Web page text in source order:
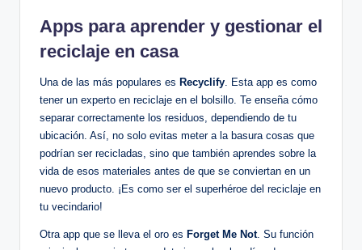
Apps para aprender y gestionar el
reciclaje en casa
Una de las más populares es Recyclify. Esta app es como
tener un experto en reciclaje en el bolsillo. Te enseña cómo
separar correctamente los residuos, dependiendo de tu
ubicación. Así, no solo evitas meter a la basura cosas que
podrían ser recicladas, sino que también aprendes sobre la
vida de esos materiales antes de que se conviertan en un
nuevo producto. ¡Es como ser el superhéroe del reciclaje en
tu vecindario!
Otra app que se lleva el oro es Forget Me Not. Su función